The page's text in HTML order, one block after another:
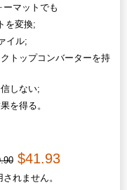
マットでも
を変換;
イル;
トップコンバーターを持
しない;
を得る。
$41.93
れません。